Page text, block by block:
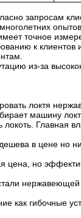
запросам
опытов.
точное
к клиентов
из-за
локтя
машину
Главная
в цене но
но
нержавеющей
как гибочные